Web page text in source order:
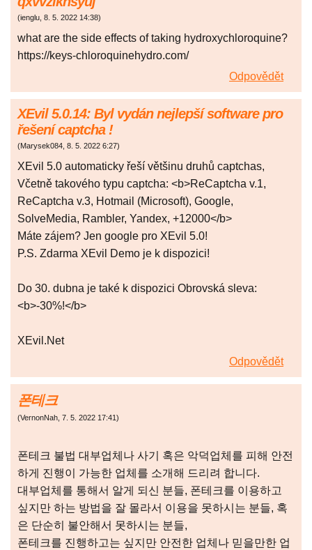
(ienglu, 8. 5. 2022 14:38)
what are the side effects of taking hydroxychloroquine?
https://keys-chloroquinehydro.com/
Odpovědět
XEvil 5.0.14: Byl vydán nejlepší software pro
řešení captcha !
(Marysek084, 8. 5. 2022 6:27)
XEvil 5.0 automaticky řeší většinu druhů captchas,
Včetně takového typu captcha: <b>ReCaptcha v.1,
ReCaptcha v.3, Hotmail (Microsoft), Google,
SolveMedia, Rambler, Yandex, +12000</b>
Máte zájem? Jen google pro XEvil 5.0!
P.S. Zdarma XEvil Demo je k dispozici!
Do 30. dubna je také k dispozici Obrovská sleva:
<b>-30%!</b>
XEvil.Net
Odpovědět
폰테크
(VernonNah, 7. 5. 2022 17:41)
폰테크 불법 대부업체나 사기 혹은 악덕업체를 피해 안전
하게 진행이 가능한 업체를 소개해 드리려 합니다.
대부업체를 통해서 알게 되신 분들, 폰테크를 이용하고
싶지만 하는 방법을 잘 몰라서 이용을 못하시는 분들, 혹
은 단순히 불안해서 못하시는 분들,
폰테크를 진행하고는 싶지만 안전한 업체나 믿을만한 업